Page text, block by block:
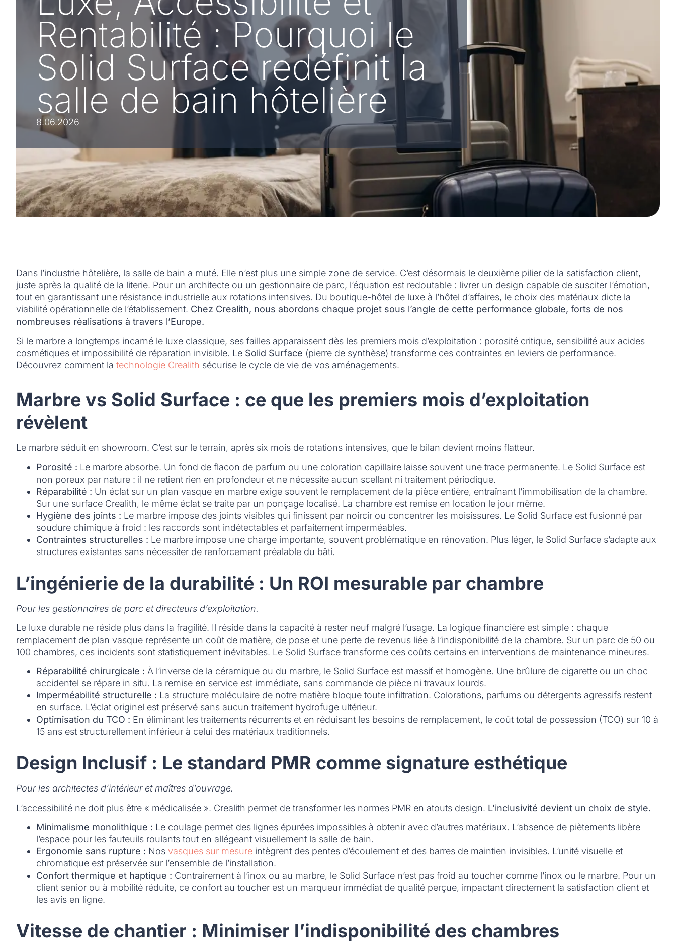
Rentabilité : Pourquoi le
Solid Surface redéfinit la
salle de bain hôtelière
8.06.2026
Dans l’industrie hôtelière, la salle de bain a muté. Elle n’est plus une simple zone de service. C’est désormais le deuxième pilier de la satisfaction client,
juste après la qualité de la literie. Pour un architecte ou un gestionnaire de parc, l’équation est redoutable : livrer un design capable de susciter l’émotion,
tout en garantissant une résistance industrielle aux rotations intensives. Du boutique-hôtel de luxe à l’hôtel d’affaires, le choix des matériaux dicte la
viabilité opérationnelle de l’établissement. Chez Crealith, nous abordons chaque projet sous l’angle de cette performance globale, forts de nos
nombreuses réalisations à travers l’Europe.
Si le marbre a longtemps incarné le luxe classique, ses failles apparaissent dès les premiers mois d’exploitation : porosité critique, sensibilité aux acides
cosmétiques et impossibilité de réparation invisible. Le Solid Surface (pierre de synthèse) transforme ces contraintes en leviers de performance.
Découvrez comment la technologie Crealith sécurise le cycle de vie de vos aménagements.
Marbre vs Solid Surface : ce que les premiers mois d’exploitation
révèlent
Le marbre séduit en showroom. C’est sur le terrain, après six mois de rotations intensives, que le bilan devient moins flatteur.
Porosité : Le marbre absorbe. Un fond de flacon de parfum ou une coloration capillaire laisse souvent une trace permanente. Le Solid Surface est
non poreux par nature : il ne retient rien en profondeur et ne nécessite aucun scellant ni traitement périodique.
Réparabilité : Un éclat sur un plan vasque en marbre exige souvent le remplacement de la pièce entière, entraînant l’immobilisation de la chambre.
Sur une surface Crealith, le même éclat se traite par un ponçage localisé. La chambre est remise en location le jour même.
Hygiène des joints : Le marbre impose des joints visibles qui finissent par noircir ou concentrer les moisissures. Le Solid Surface est fusionné par
soudure chimique à froid : les raccords sont indétectables et parfaitement imperméables.
Contraintes structurelles : Le marbre impose une charge importante, souvent problématique en rénovation. Plus léger, le Solid Surface s’adapte aux
structures existantes sans nécessiter de renforcement préalable du bâti.
L’ingénierie de la durabilité : Un ROI mesurable par chambre
Pour les gestionnaires de parc et directeurs d’exploitation.
Le luxe durable ne réside plus dans la fragilité. Il réside dans la capacité à rester neuf malgré l’usage. La logique financière est simple : chaque
remplacement de plan vasque représente un coût de matière, de pose et une perte de revenus liée à l’indisponibilité de la chambre. Sur un parc de 50 ou
100 chambres, ces incidents sont statistiquement inévitables. Le Solid Surface transforme ces coûts certains en interventions de maintenance mineures.
Réparabilité chirurgicale : À l’inverse de la céramique ou du marbre, le Solid Surface est massif et homogène. Une brûlure de cigarette ou un choc
accidentel se répare in situ. La remise en service est immédiate, sans commande de pièce ni travaux lourds.
Imperméabilité structurelle : La structure moléculaire de notre matière bloque toute infiltration. Colorations, parfums ou détergents agressifs restent
en surface. L’éclat originel est préservé sans aucun traitement hydrofuge ultérieur.
Optimisation du TCO : En éliminant les traitements récurrents et en réduisant les besoins de remplacement, le coût total de possession (TCO) sur 10 à
15 ans est structurellement inférieur à celui des matériaux traditionnels.
Design Inclusif : Le standard PMR comme signature esthétique
Pour les architectes d’intérieur et maîtres d’ouvrage.
L’accessibilité ne doit plus être « médicalisée ». Crealith permet de transformer les normes PMR en atouts design. L’inclusivité devient un choix de style.
Minimalisme monolithique : Le coulage permet des lignes épurées impossibles à obtenir avec d’autres matériaux. L’absence de piètements libère
l’espace pour les fauteuils roulants tout en allégeant visuellement la salle de bain.
Ergonomie sans rupture : Nos vasques sur mesure intègrent des pentes d’écoulement et des barres de maintien invisibles. L’unité visuelle et
chromatique est préservée sur l’ensemble de l’installation.
Confort thermique et haptique : Contrairement à l’inox ou au marbre, le Solid Surface n’est pas froid au toucher comme l’inox ou le marbre. Pour un
client senior ou à mobilité réduite, ce confort au toucher est un marqueur immédiat de qualité perçue, impactant directement la satisfaction client et
les avis en ligne.
Vitesse de chantier : Minimiser l’indisponibilité des chambres